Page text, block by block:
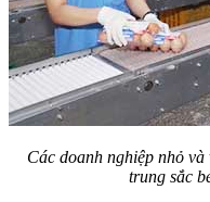
Các doanh nghiệp nhỏ
trung sắc